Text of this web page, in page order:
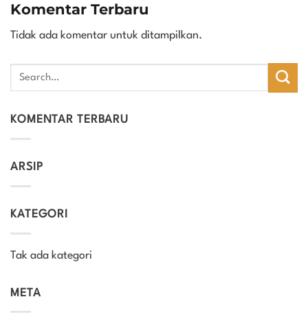
Komentar Terbaru
Tidak ada komentar untuk ditampilkan.
KOMENTAR TERBARU
ARSIP
KATEGORI
Tak ada kategori
META